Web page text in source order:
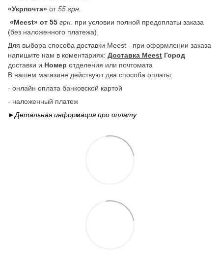
«Укрпочта» от55 грн.
«Meest» от 55 грн. при условии полной предоплаты заказа
(без наложенного платежа).
Для выбора способа доставки Meest - при оформлении заказа
напишите нам в коментариях: Доставка Meest Город
доставки и Номер отделения или почтомата
В нашем магазине действуют два способа оплаты:
- онлайн оплата банковской картой
- наложенный платеж
►Детальная информация про оплату